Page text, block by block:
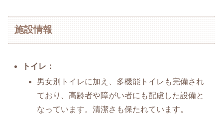
施設情報
トイレ：
男女別トイレに加え、多機能トイレも完備され
ており、高齢者や障がい者にも配慮した設備と
なっています。清潔さも保たれています。